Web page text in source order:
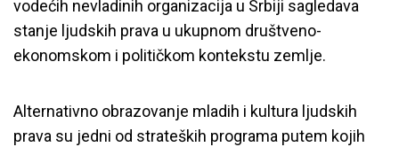
vodećih nevladinih organizacija u Srbiji sagledava
stanje ljudskih prava u ukupnom društveno-
ekonomskom i političkom kontekstu zemlje.
Alternativno obrazovanje mladih i kultura ljudskih
prava su jedni od strateških programa putem kojih